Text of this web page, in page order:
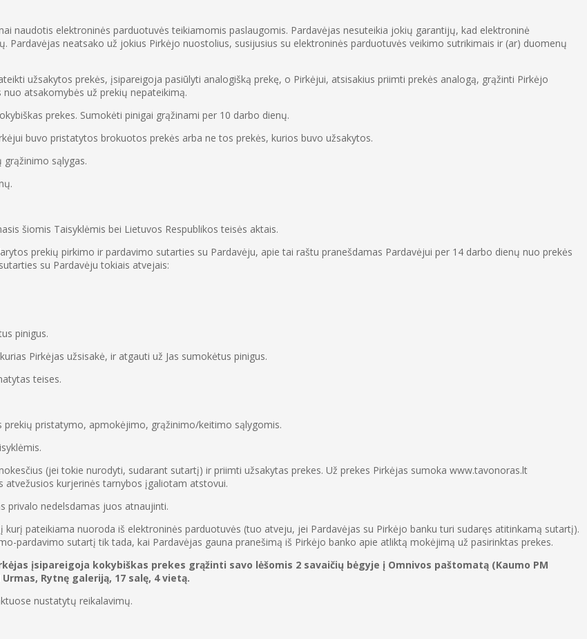
naudotis elektroninės parduotuvės teikiamomis paslaugomis. Pardavėjas nesuteikia jokių garantijų, kad elektroninė
Pardavėjas neatsako už jokius Pirkėjo nuostolius, susijusius su elektroninės parduotuvės veikimo sutrikimais ir (ar) duomenų
užsakytos prekės, įsipareigoja pasiūlyti analogišką prekę, o Pirkėjui, atsisakius priimti prekės analogą, grąžinti Pirkėjo
atsakomybės už prekių nepateikimą.
prekes. Sumokėti pinigai grąžinami per 10 darbo dienų.
buvo pristatytos brokuotos prekės arba ne tos prekės, kurios buvo užsakytos.
sąlygas.
šiomis Taisyklėmis bei Lietuvos Respublikos teisės aktais.
prekių pirkimo ir pardavimo sutarties su Pardavėju, apie tai raštu pranešdamas Pardavėjui per 14 darbo dienų nuo prekės
su Pardavėju tokiais atvejais:
pinigus.
Pirkėjas užsisakė, ir atgauti už Jas sumokėtus pinigus.
teises.
prekių pristatymo, apmokėjimo, grąžinimo/keitimo sąlygomis.
(jei tokie nurodyti, sudarant sutartį) ir priimti užsakytas prekes. Už prekes Pirkėjas sumoka www.tavonoras.lt
kurjerinės tarnybos įgaliotam atstovui.
privalo nedelsdamas juos atnaujinti.
pateikiama nuoroda iš elektroninės parduotuvės (tuo atveju, jei Pardavėjas su Pirkėjo banku turi sudaręs atitinkamą sutartį).
pardavimo sutartį tik tada, kai Pardavėjas gauna pranešimą iš Pirkėjo banko apie atliktą mokėjimą už pasirinktas prekes.
įsipareigoja kokybiškas prekes grąžinti savo lėšomis 2 savaičių bėgyje į Omnivos paštomatą (Kaumo PM
Rytnę galeriją, 17 salę, 4 vietą.
nustatytų reikalavimų.